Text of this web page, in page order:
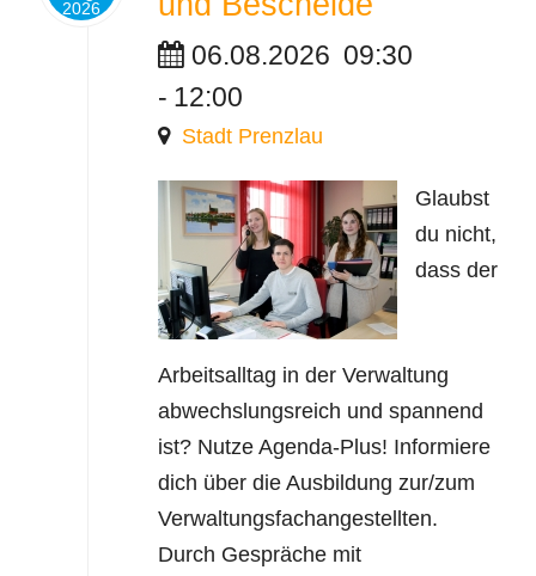
2026
06.08.2026 09:30
- 12:00
Stadt Prenzlau
Glaubst
du nicht,
dass der
Arbeitsalltag in der Verwaltung
abwechslungsreich und spannend
ist? Nutze Agenda-Plus! Informiere
dich über die Ausbildung zur/zum
Verwaltungsfachangestellten.
Durch Gespräche mit